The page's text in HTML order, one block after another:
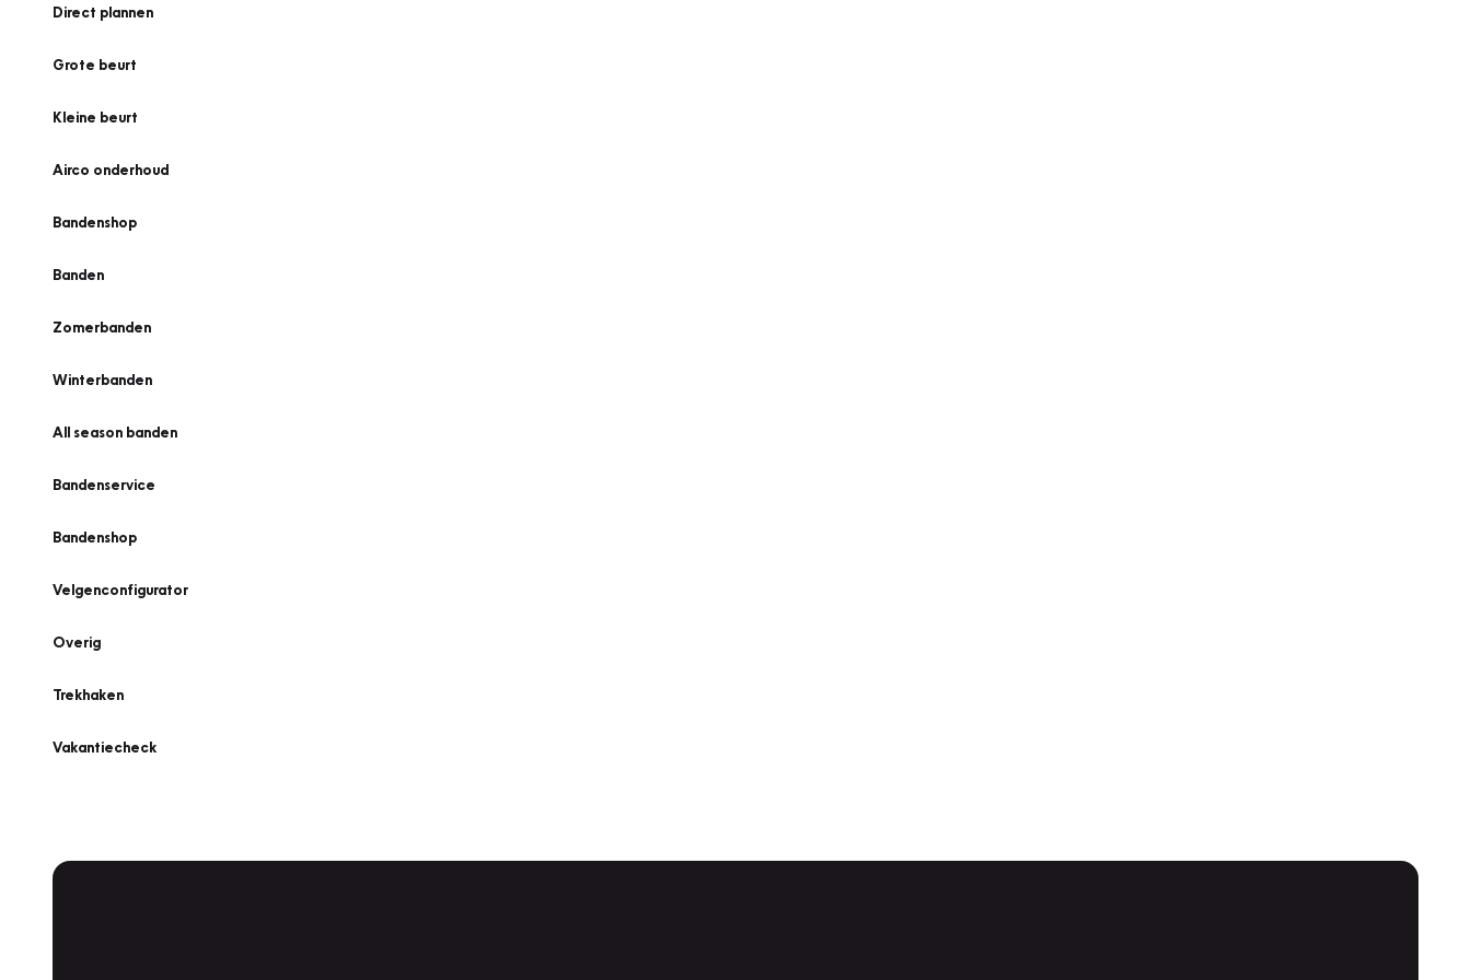
Direct plannen
Grote beurt
Kleine beurt
Airco onderhoud
Bandenshop
Banden
Zomerbanden
Winterbanden
All season banden
Bandenservice
Bandenshop
Velgenconfigurator
Overig
Trekhaken
Vakantiecheck